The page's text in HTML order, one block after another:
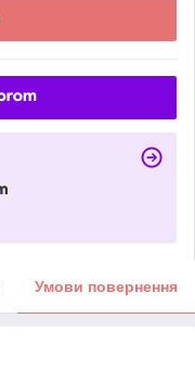
Умови повернення